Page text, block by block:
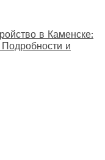
в Каменске:
и